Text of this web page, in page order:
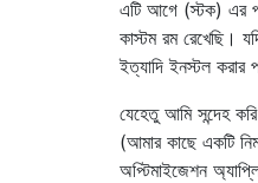
এটি আগে (স্টক) এর
কাস্টম রম রেখেছি।
ইত্যাদি ইনস্টল
যেহেতু আমি সন্দেহ
(আমার কাছে একটি
অপ্টিমাইজেশন